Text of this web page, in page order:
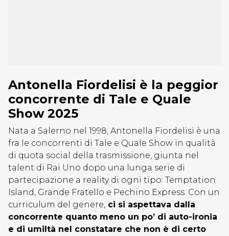
Antonella Fiordelisi è la peggior
concorrente di Tale e Quale
Show 2025
Nata a Salerno nel 1998, Antonella Fiordelisi è una
fra le concorrenti di Tale e Quale Show in qualità
di quota social della trasmissione, giunta nel
talent di Rai Uno dopo una lunga serie di
partecipazione a reality di ogni tipo: Temptation
Island, Grande Fratello e Pechino Express. Con un
curriculum del genere, ci si aspettava dalla
concorrente quanto meno un po’ di auto-ironia
e di umiltà nel constatare che non è di certo